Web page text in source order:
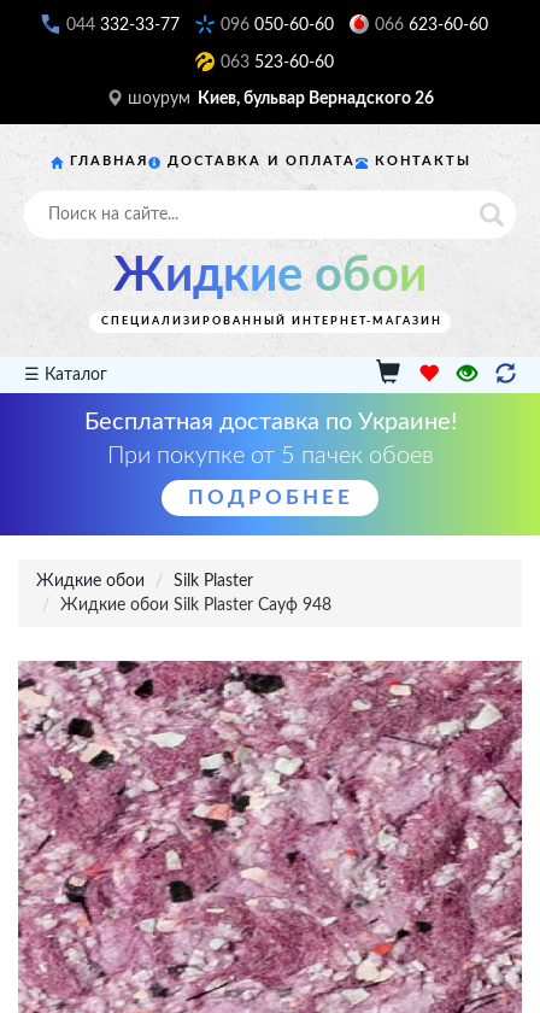
044 332-33-77 096 050-60-60 066 623-60-60
063 523-60-60
шоурум Киев, бульвар Вернадского 26
ГЛАВНАЯ ДОСТАВКА И ОПЛАТА КОНТАКТЫ
Жидкие обои
СПЕЦИАЛИЗИРОВАННЫЙ ИНТЕРНЕТ-МАГАЗИН
☰ Каталог
Бесплатная доставка по Украине!
При покупке от 5 пачек обоев
ПОДРОБНЕЕ
Жидкие обои
Silk Plaster
Жидкие обои Silk Plaster Сауф 948